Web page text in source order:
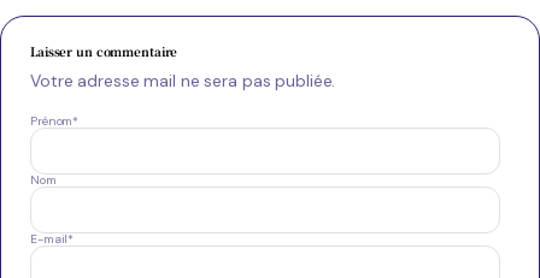
Laisser un commentaire
Votre adresse mail ne sera pas publiée.
Prénom*
Nom
E-mail*